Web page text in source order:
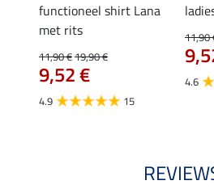
functioneel shirt Lana
met rits
11,90 €19,90 €
9,52 €
4.9 15
11,90
4.6